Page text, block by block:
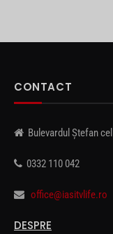
CONTACT
Bulevardul Ștefan
0332 110 042
office@iasitvlife.ro
DESPRE